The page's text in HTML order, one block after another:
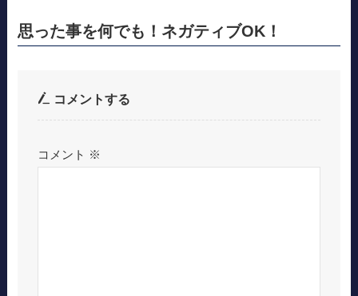
思った事を何でも！ネガティブOK！
コメントする
コメント ※